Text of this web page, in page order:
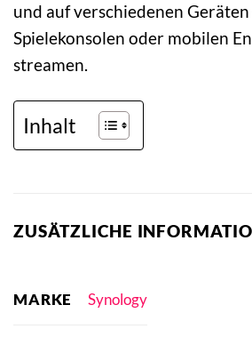
und auf verschiedenen Geräten
Spielekonsolen oder mobilen
streamen.
Inhalt
ZUSÄTZLICHE
MARKE Synology